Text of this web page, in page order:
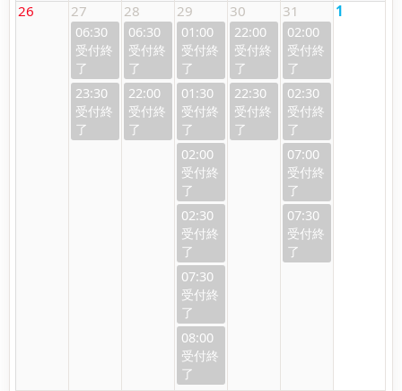
26 27
06:30
23:30
28
06:30
22:00
29
01:00
01:30
02:00
02:30
07:30
08:00
30
22:00
22:30
31
02:00
02:30
07:00
07:30
1